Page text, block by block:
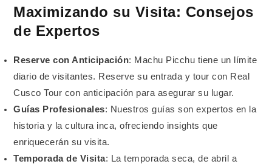
Maximizando su Visita: Consejos
de Expertos
Reserve con Anticipación: Machu Picchu tiene un límite
diario de visitantes. Reserve su entrada y tour con Real
Cusco Tour con anticipación para asegurar su lugar.
Guías Profesionales: Nuestros guías son expertos en la
historia y la cultura inca, ofreciendo insights que
enriquecerán su visita.
Temporada de Visita: La temporada seca, de abril a